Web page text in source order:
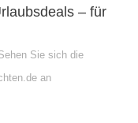
– für
Sie sich die
an